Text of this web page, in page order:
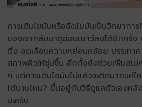
การเติมไขมันหรือฉีดไขมันเป็นวิทยากา
ของเรากลับมาดูอ่อนเยาว์ลงได้อีกครั้ง
ตึง ลดเลือนความหย่อนคล้อย บรรเทา
สภาพผิวให้ชุ่มชื้น อีกทั้งยังช่วยเพิ่มสเน่
ๆ แต่การเติมไขมันไปแล้วจะติดมากแค่ไ
ได้นานไหม? ขึ้นอยู่กับวิธีดูแลตัวเองหลั
นะครับ